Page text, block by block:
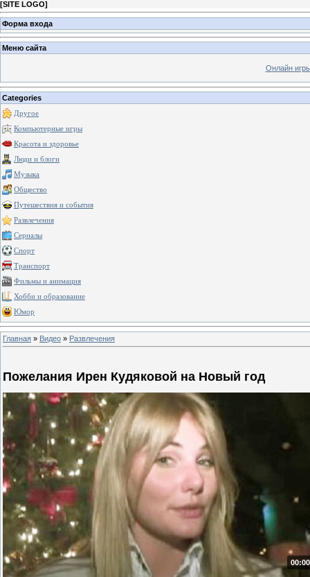
[SITE LOGO]
Форма входа
Меню сайта
Онлайн
Categories
Другое
Компьютерные игры
Красота и здоровье
Люди и блоги
Музыка
Общество
Путешествия и события
Развлечения
Сериалы
Спорт
Транспорт
Фильмы и анимация
Хобби и образование
Юмор
Главная » Видео » Развлечения
Пожелания Ирен Кудяковой на Новый год